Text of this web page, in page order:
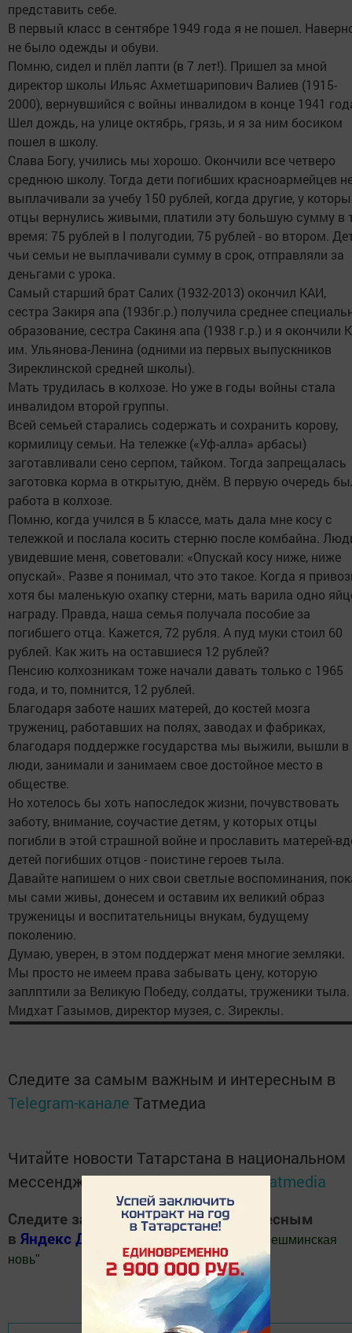
представить себе.
В первый класс в сентябре 1949 года я не пошел.
не было одежды и обуви.
Помню, сидел и плёл лапти (в 7 лет!). Пришел за мной
директор школы Ильяс Ахметшарипович Валиев (1915-
2000), вернувшийся с войны инвалидом в конце 1941
Шел дождь, на улице октябрь, грязь, и я за ним босиком
пошел в школу.
Слава Богу, учились мы хорошо. Окончили все четверо
среднюю школу. Тогда дети погибших красноармейцев
выплачивали за учебу 150 рублей, когда другие, у
отцы вернулись живыми, платили эту большую сумму в
время: 75 рублей в I полугодии, 75 рублей - во втором.
чьи семьи не выплачивали сумму в срок, отправляли за
деньгами с урока.
Самый старший брат Салих (1932-2013) окончил КАИ,
сестра Закиря апа (1936г.р.) получила среднее
образование, сестра Сакиня апа (1938 г.р.) и я окончили
им. Ульянова-Ленина (одними из первых выпускников
Зиреклинской средней школы).
Мать трудилась в колхозе. Но уже в годы войны стала
инвалидом второй группы.
Всей семьей старались содержать и сохранить корову,
кормилицу семьи. На тележке («Уф-алла» арбасы)
заготавливали сено серпом, тайком. Тогда запрещалась
заготовка корма в открытую, днём. В первую очередь
работа в колхозе.
Помню, когда учился в 5 классе, мать дала мне косу с
тележкой и послала косить стерню после комбайна.
увидевшие меня, советовали: «Опускай косу ниже, ниже
опускай». Разве я понимал, что это такое. Когда я
хотя бы маленькую охапку стерни, мать варила одно
награду. Правда, наша семья получала пособие за
погибшего отца. Кажется, 72 рубля. А пуд муки стоил 60
рублей. Как жить на оставшиеся 12 рублей?
Пенсию колхозникам тоже начали давать только с 1965
года, и то, помнится, 12 рублей.
Благодаря заботе наших матерей, до костей мозга
тружениц, работавших на полях, заводах и фабриках,
благодаря поддержке государства мы выжили, вышли в
люди, занимали и занимаем свое достойное место в
обществе.
Но хотелось бы хоть напоследок жизни, почувствовать
заботу, внимание, соучастие детям, у которых отцы
погибли в этой страшной войне и прославить матерей-
детей погибших отцов - поистине героев тыла.
Давайте напишем о них свои светлые воспоминания,
мы сами живы, донесем и оставим их великий образ
труженицы и воспитательницы внукам, будущему
поколению.
Думаю, уверен, в этом поддержат меня многие земляки.
Мы просто не имеем права забывать цену, которую
заплптили за Великую Победу, солдаты, труженики тыла.
Мидхат Газымов, директор музея, с. Зиреклы.
Следите за самым важным и интересным в
Telegram-канале Татмедиа
Читайте новости Татарстана в национальном
мессенджере MАХ:https://max.ru/tatmedia
Следите за самым важным и интересным
в Яндекс Дзен Телеграм канале
Шешминская
новь"
Добавить Шешминскую новь в Яндекс.Новости